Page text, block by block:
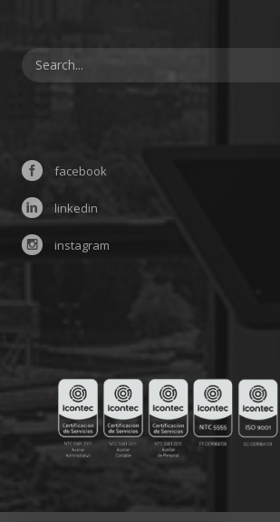
facebook
linkedin
instagram